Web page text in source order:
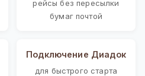
рейсы без пересылки
бумаг почтой
Подключение Диадок
для быстрого старта